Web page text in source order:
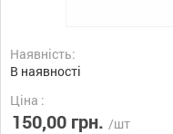
Наявність:
В наявності
Ціна :
150,00 грн. /шт